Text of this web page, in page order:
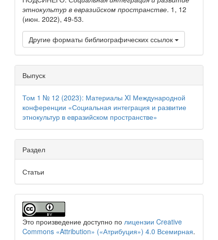
этнокультур в евразийском пространстве. 1, 12
(июн. 2022), 49-53.
Другие форматы библиографических ссылок
Выпуск
Том 1 № 12 (2023): Материалы XI Международной
конференции «Социальная интеграция и развитие
этнокультур в евразийском пространстве»
Раздел
Статьи
Это произведение доступно по лицензии Creative
Commons «Attribution» («Атрибуция») 4.0 Всемирная.